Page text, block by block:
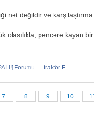
net değildir ve
olasılıkla, pencere kayan
Forumu traktör F
7 8 9 10